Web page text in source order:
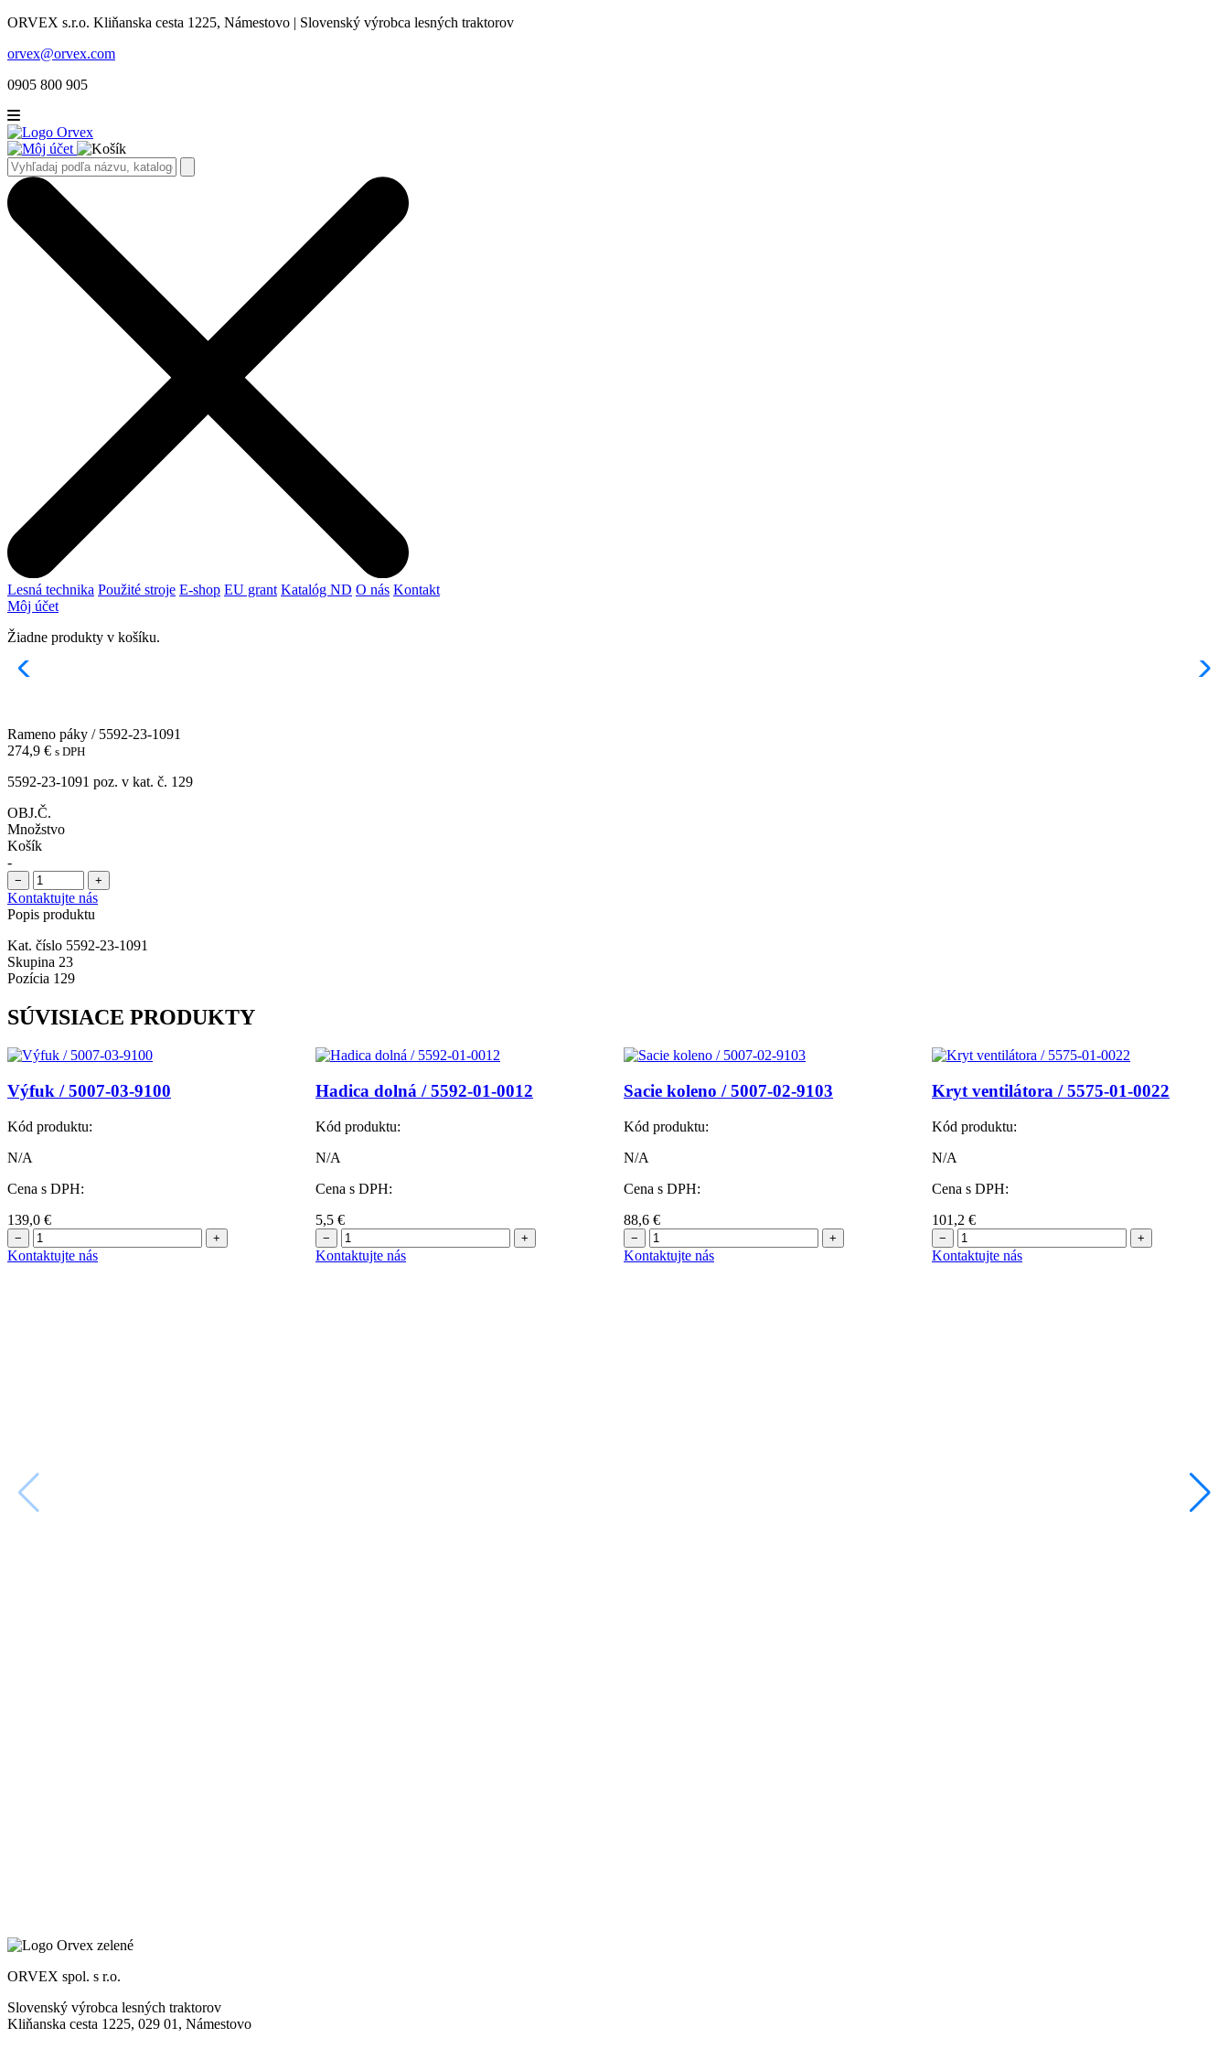
ORVEX s.r.o. Kliňanska cesta 1225, Námestovo | Slovenský výrobca lesných traktorov
orvex@orvex.com
0905 800 905
Lesná technika Použité stroje E-shop EU grant Katalóg ND O nás Kontakt
Môj účet
Žiadne produkty v košíku.
Rameno páky / 5592-23-1091
274,9 € s DPH
5592-23-1091 poz. v kat. č. 129
OBJ.Č.
Množstvo
Košík
-
− +
Kontaktujte nás
Popis produktu
Kat. číslo 5592-23-1091
Skupina 23
Pozícia 129
SÚVISIACE PRODUKTY
Výfuk / 5007-03-9100
Kód produktu:
N/A
Cena s DPH:
139,0 €
− +
Kontaktujte nás
Hadica dolná / 5592-01-0012
Kód produktu:
N/A
Cena s DPH:
5,5 €
− +
Kontaktujte nás
Sacie koleno / 5007-02-9103
Kód produktu:
N/A
Cena s DPH:
88,6 €
− +
Kontaktujte nás
Kryt ventilátora / 5575-01-0022
Kód produktu:
N/A
Cena s DPH:
101,2 €
− +
Kontaktujte nás
ORVEX spol. s r.o.
Slovenský výrobca lesných traktorov
Kliňanska cesta 1225, 029 01, Námestovo